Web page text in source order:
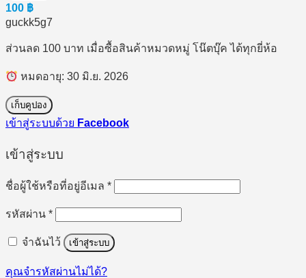
100 ฿
guckk5g7
ส่วนลด 100 บาท เมื่อซื้อสินค้าหมวดหมู่ โน๊ตบุ๊ค ได้ทุกยี่ห้อ
หมดอายุ: 30 มิ.ย. 2026
เก็บคูปอง
เข้าสู่ระบบด้วย Facebook
เข้าสู่ระบบ
ชื่อผู้ใช้หรือที่อยู่อีเมล *ต้องการ
รหัสผ่าน *ต้องการ
จำฉันไว้ เข้าสู่ระบบ
คุณจำรหัสผ่านไม่ได้?